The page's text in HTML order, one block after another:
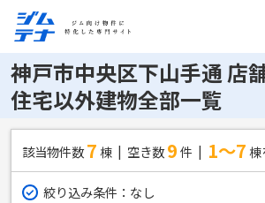
神戸市中央区下山手通 店
住宅以外建物全部一覧
該当物件数7棟 空き数 9件 1～7棟
絞り込み条件： なし